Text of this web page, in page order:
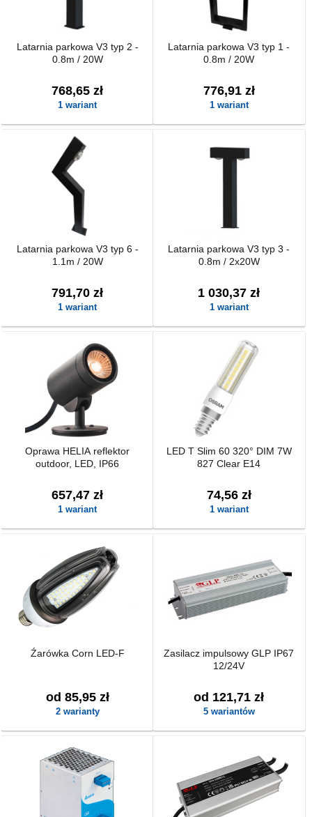
Latarnia parkowa V3 typ 2 -
0.8m / 20W
768,65 zł
1 wariant
Latarnia parkowa V3 typ 1 -
0.8m / 20W
776,91 zł
1 wariant
Latarnia parkowa V3 typ 6 -
1.1m / 20W
791,70 zł
1 wariant
Latarnia parkowa V3 typ 3 -
0.8m / 2x20W
1 030,37 zł
1 wariant
Oprawa HELIA reflektor
outdoor, LED, IP66
657,47 zł
1 wariant
LED T Slim 60 320° DIM 7W
827 Clear E14
74,56 zł
1 wariant
Źarówka Corn LED-F
od 85,95 zł
2 warianty
Zasilacz impulsowy GLP IP67
12/24V
od 121,71 zł
5 wariantów